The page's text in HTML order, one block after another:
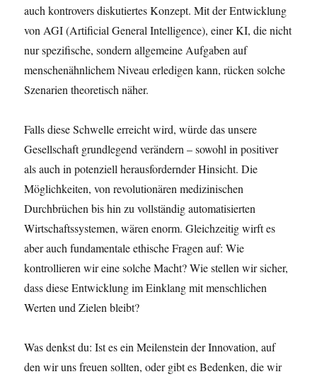
auch kontrovers diskutiertes Konzept. Mit der Entwicklung
von AGI (Artificial General Intelligence), einer KI, die nicht
nur spezifische, sondern allgemeine Aufgaben auf
menschenähnlichem Niveau erledigen kann, rücken solche
Szenarien theoretisch näher.
Falls diese Schwelle erreicht wird, würde das unsere
Gesellschaft grundlegend verändern – sowohl in positiver
als auch in potenziell herausfordernder Hinsicht. Die
Möglichkeiten, von revolutionären medizinischen
Durchbrüchen bis hin zu vollständig automatisierten
Wirtschaftssystemen, wären enorm. Gleichzeitig wirft es
aber auch fundamentale ethische Fragen auf: Wie
kontrollieren wir eine solche Macht? Wie stellen wir sicher,
dass diese Entwicklung im Einklang mit menschlichen
Werten und Zielen bleibt?
Was denkst du: Ist es ein Meilenstein der Innovation, auf
den wir uns freuen sollten, oder gibt es Bedenken, die wir